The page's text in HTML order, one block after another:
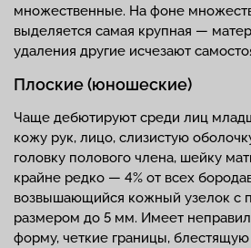
множественные. На фоне
выделяется самая крупная —
удаления другие исчезают
Плоские (юношеские)
Чаще дебютируют среди лиц
кожу рук, лицо, слизистую
головку полового члена, шейку
крайне редко — 4% от всех
возвышающийся кожный узелок с
размером до 5 мм. Имеет
форму, четкие границы,